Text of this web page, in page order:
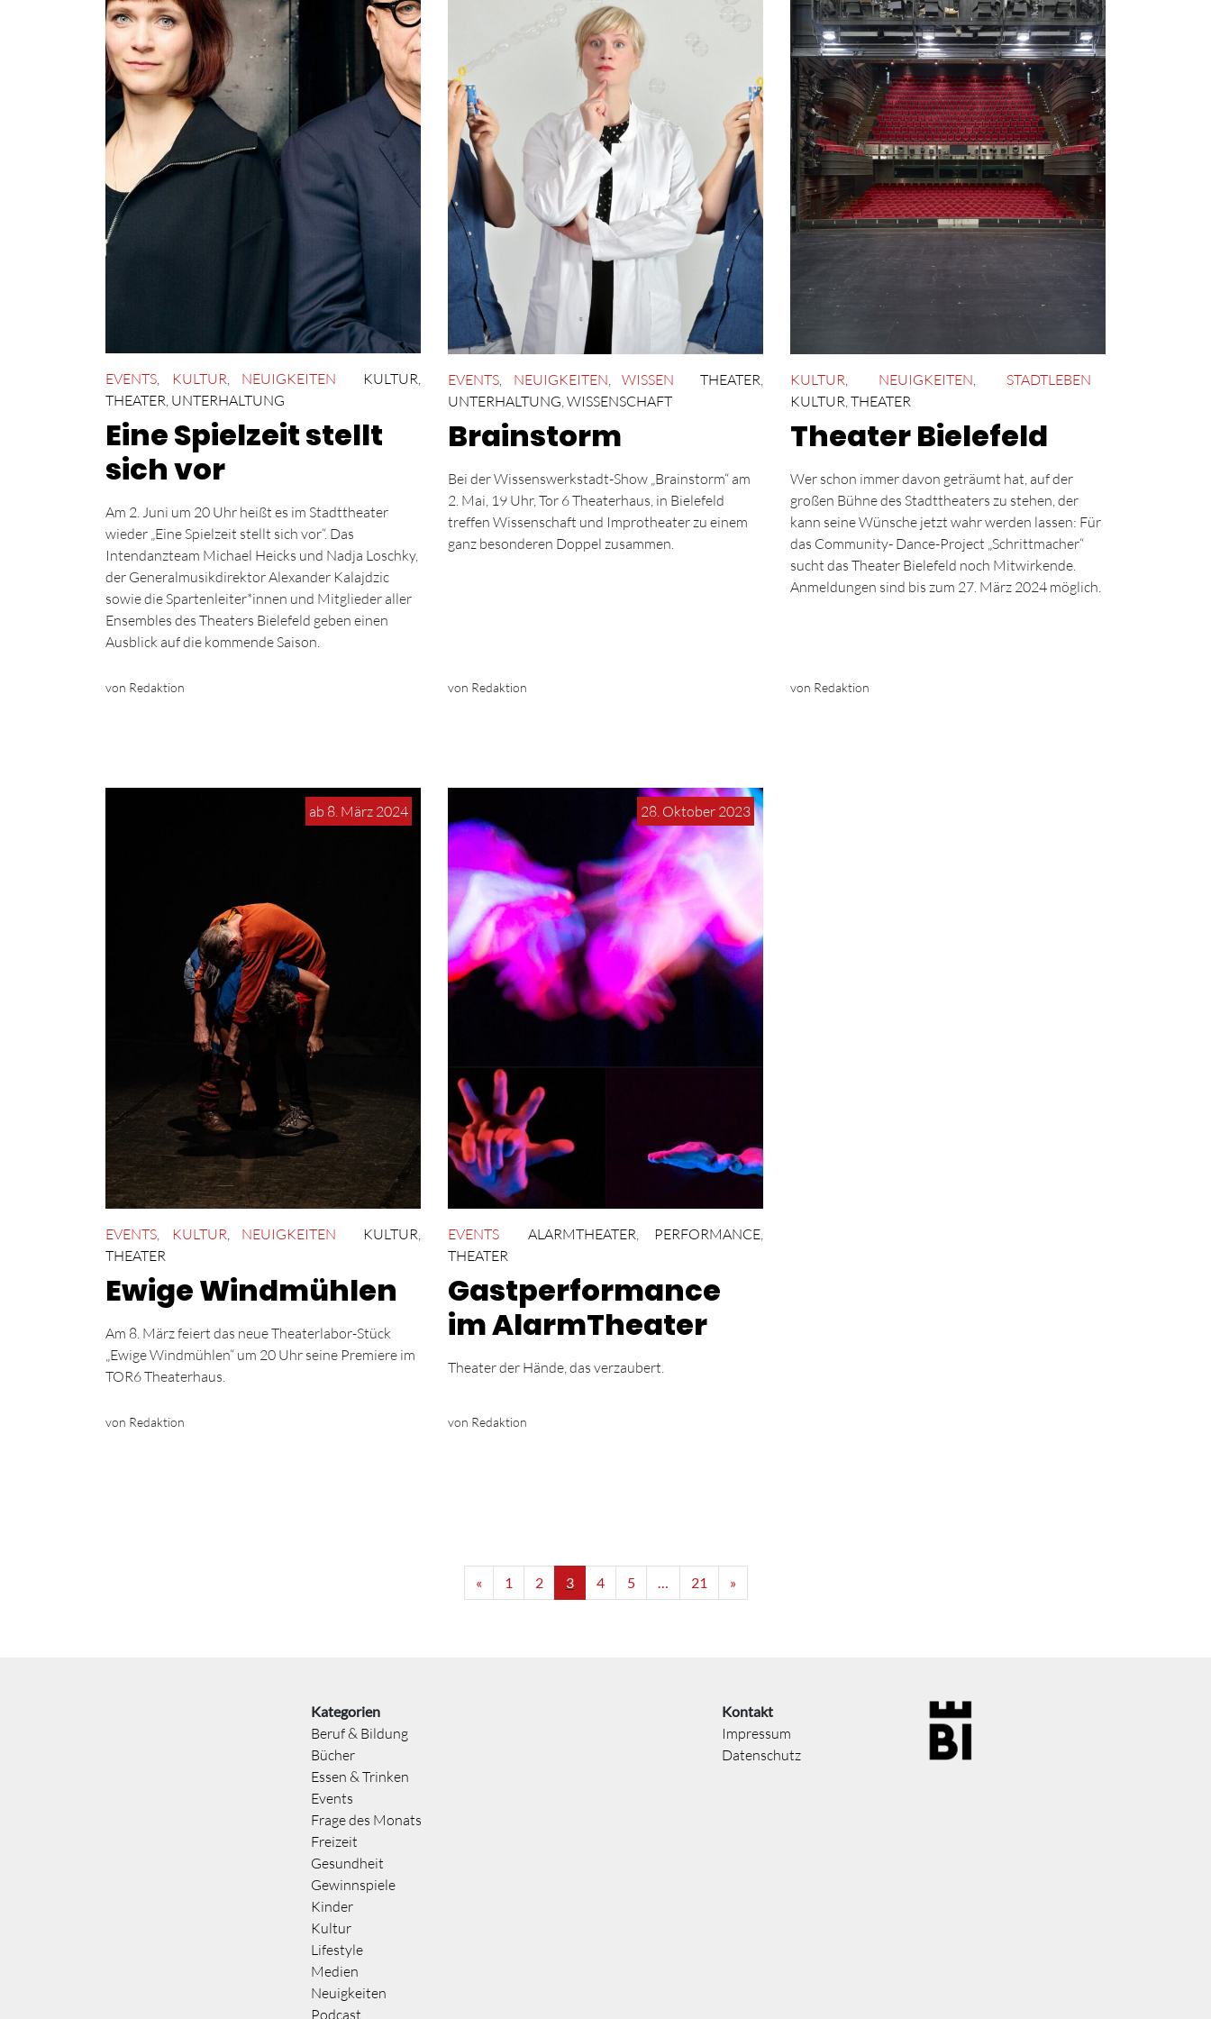
EVENTS, KULTUR, NEUIGKEITEN KULTUR,
THEATER, UNTERHALTUNG
Eine Spielzeit stellt
sich vor
Am 2. Juni um 20 Uhr heißt es im Stadttheater
wieder „Eine Spielzeit stellt sich vor“. Das
Intendanzteam Michael Heicks und Nadja Loschky,
der Generalmusikdirektor Alexander Kalajdzic
sowie die Spartenleiter*innen und Mitglieder aller
Ensembles des Theaters Bielefeld geben einen
Ausblick auf die kommende Saison.
von Redaktion
EVENTS, NEUIGKEITEN ,WISSEN THEATER
UNTERHALTUNG WISSENSCHAFT
Brainstorm
Bei der Wissenswerkstadt-Show „Brainstorm“ am
2. Mai, 19 Uhr, Tor 6 Theaterhaus, in Bielefeld
treffen Wissenschaft und Improtheater zu einem
ganz besonderen Doppel zusammen.
von Redaktion
KULTUR NEUIGKEITEN
STADTLEBEN
KULTUR THEATER
Theater Bielefeld
Wer schon immer davon geträumt hat, auf der
großen Bühne des Stadttheaters zu stehen, der
kann seine Wünsche jetzt wahr werden lassen: Für
das Community- Dance-Project „Schrittmacher“
sucht das Theater Bielefeld noch Mitwirkende.
Anmeldungen sind bis zum 27. März 2024 möglich.
von Redaktion
ab 8. März 2024
EVENTS KULTUR NEUIGKEITEN KULTUR
THEATER
Ewige Windmühlen
Am 8. März feiert das neue Theaterlabor-Stück
„Ewige Windmühlen“ um 20 Uhr seine Premiere im
TOR6 Theaterhaus.
von Redaktion
28. Oktober 2023
EVENTS ALARMTHEATER PERFORMANCE,
THEATER
Gastperformance
im AlarmTheater
Theater der Hände, das verzaubert.
von Redaktion
« 1 2 3 4 5 … 21 »
Kategorien
Beruf & Bildung
Bücher
Essen & Trinken
Events
Frage des Monats
Freizeit
Gesundheit
Gewinnspiele
Kinder
Kultur
Lifestyle
Medien
Neuigkeiten
Podcast
Kontakt
Impressum
Datenschutz